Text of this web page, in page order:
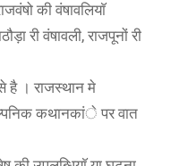
की वंषावलियाॅ
री वंषावली, राजपूनों री
है । राजस्थान मे
कथानकांे पर वात